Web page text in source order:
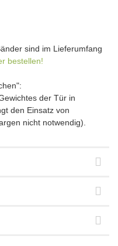
sind im Lieferumfang
bestellen!
der Tür in
den Einsatz von
nicht notwendig).